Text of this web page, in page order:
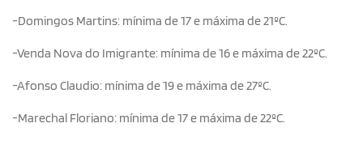
-Domingos Martins: mínima de 17 e máxima de 21ºC.
-Venda Nova do Imigrante: mínima de 16 e máxima de 22ºC.
-Afonso Claudio: mínima de 19 e máxima de 27ºC.
-Marechal Floriano: mínima de 17 e máxima de 22ºC.